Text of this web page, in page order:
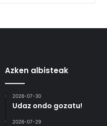
Azken albisteak
2026-07-30
Udaz ondo gozatu!
2026-07-29